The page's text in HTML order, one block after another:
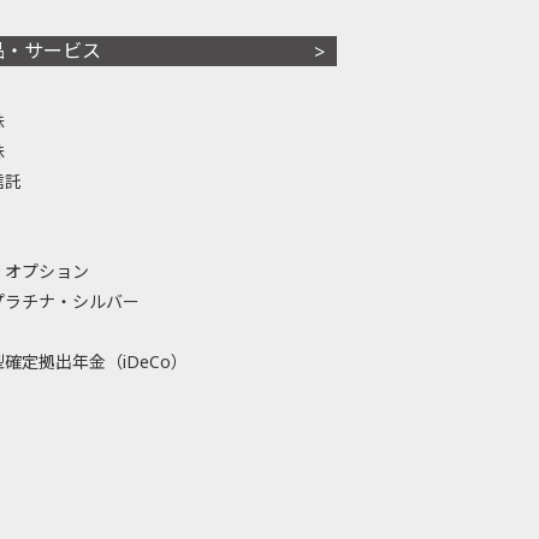
・サービス
託
プション
ラチナ・シルバー
定拠出年金（iDeCo）